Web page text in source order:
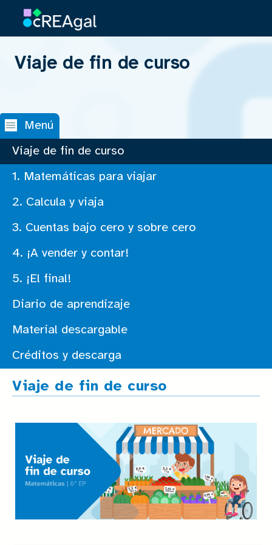
Saltar la navegación
Viaje de fin de curso
Menú
Viaje de fin de curso
1. Matemáticas para viajar
2. Calcula y viaja
3. Cuentas bajo cero y sobre cero
4. ¡A vender y contar!
5. ¡El final!
Diario de aprendizaje
Material descargable
Créditos y descarga
Viaje de fin de curso